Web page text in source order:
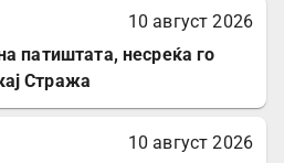
10 август 2026
патиштата, несреќа го
Стража
10 август 2026